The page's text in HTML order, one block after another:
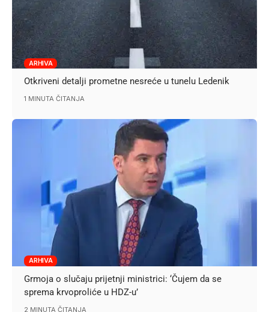
ARHIVA
Otkriveni detalji prometne nesreće u tunelu Ledenik
1 MINUTA ČITANJA
ARHIVA
Grmoja o slučaju prijetnji ministrici: ‘Čujem da se
sprema krvoproliće u HDZ-u’
2 MINUTA ČITANJA